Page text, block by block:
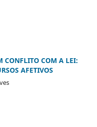
CONFLITO COM A LEI:
AFETIVOS